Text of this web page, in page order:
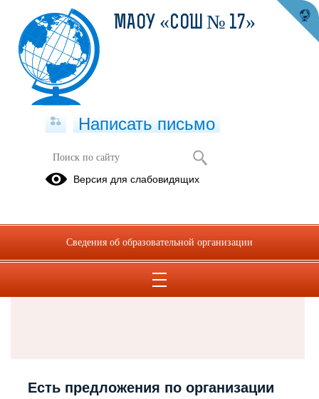
Есть предложения по организации
МАОУ «СОШ № 17»
Написать письмо
Версия для слабовидящих
Сведения об образовательной организации